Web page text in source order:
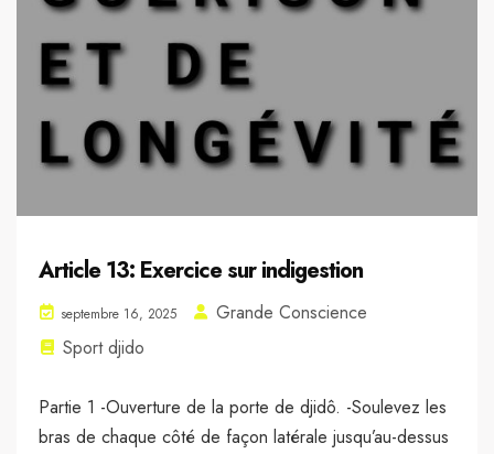
Article 13: Exercice sur indigestion
septembre 16, 2025
Grande Conscience
Sport djido
Partie 1 -Ouverture de la porte de djidô. -Soulevez les
bras de chaque côté de façon latérale jusqu’au-dessus